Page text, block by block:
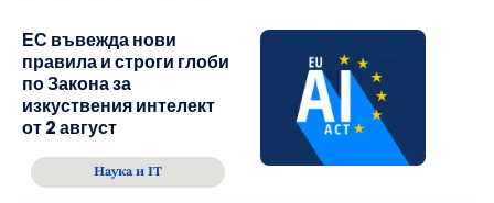
ЕС въвежда нови
правила и строги глоби
по Закона за
изкуствения интелект
от 2 август
Наука и IT